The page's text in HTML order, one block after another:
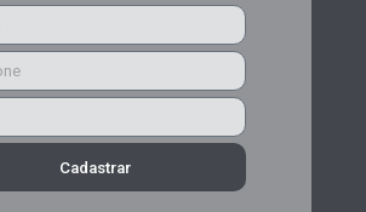
Cadastrar